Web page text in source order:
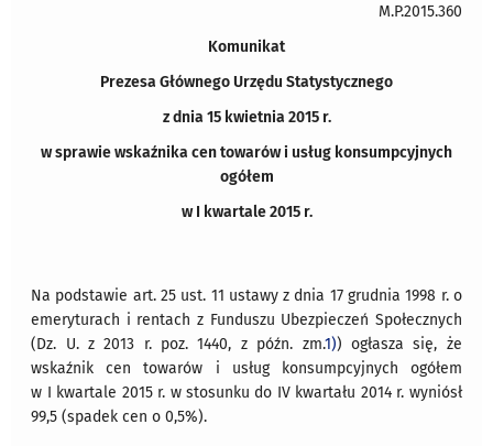
M.P.2015.360
Komunikat
Prezesa Głównego Urzędu Statystycznego
z dnia 15 kwietnia 2015 r.
w sprawie wskaźnika cen towarów i usług konsumpcyjnych
ogółem
w I kwartale 2015 r.
Na podstawie art. 25 ust. 11 ustawy z dnia 17 grudnia 1998 r. o
emeryturach i rentach z Funduszu Ubezpieczeń Społecznych
(Dz. U. z 2013 r. poz. 1440, z późn. zm.1)) ogłasza się, że
wskaźnik cen towarów i usług konsumpcyjnych ogółem
w I kwartale 2015 r. w stosunku do IV kwartału 2014 r. wyniósł
99,5 (spadek cen o 0,5%).